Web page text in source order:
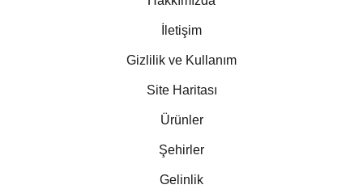
İletişim
Gizlilik ve Kullanım
Site Haritası
Ürünler
Şehirler
Gelinlik